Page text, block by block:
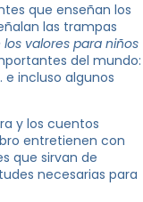
que enseñan los
las trampas
los valores para niños
del mundo:
incluso algunos
y los cuentos
entretienen con
que sirvan de
necesarias para